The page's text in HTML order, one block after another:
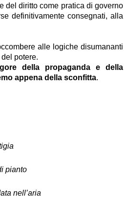
del diritto come pratica di governo
definitivamente consegnati, alla
alle logiche disumananti
potere.
della propaganda e della
appena della sconfitta.
pianto
nell’aria